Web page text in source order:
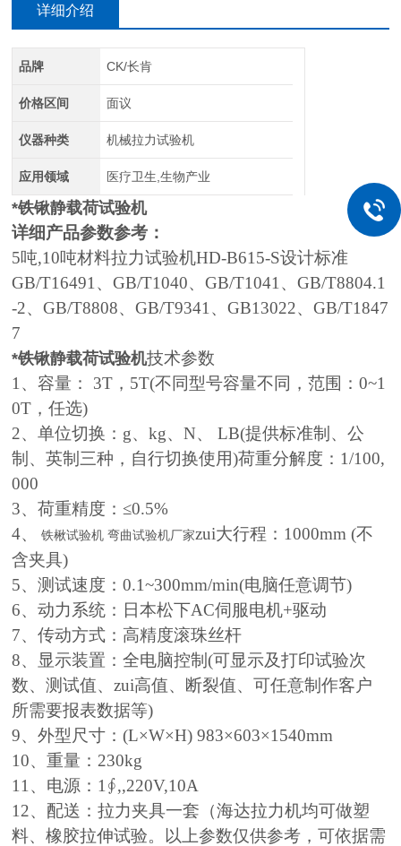
详细介绍
品牌 CK/长肯
价格区间 面议
仪器种类 机械拉力试验机
应用领域 医疗卫生,生物产业
*铁锹静载荷试验机
详细产品参数参考：
5吨,10吨材料拉力试验机HD-B615-S设计标准
GB/T16491、GB/T1040、GB/T1041、GB/T8804.1
-2、GB/T8808、GB/T9341、GB13022、GB/T1847
7
*铁锹静载荷试验机技术参数
1、容量： 3T，5T(不同型号容量不同，范围：0~1
0T，任选)
2、单位切换：g、kg、N、 LB(提供标准制、公
制、英制三种，自行切换使用)荷重分解度：1/100,
000
3、荷重精度：≤0.5%
4、
铁楸试验机 弯曲试验机厂家zui大行程：1000mm (不
含夹具)
5、测试速度：0.1~300mm/min(电脑任意调节)
6、动力系统：日本松下AC伺服电机+驱动
7、传动方式：高精度滚珠丝杆
8、显示装置：全电脑控制(可显示及打印试验次
数、测试值、zui高值、断裂值、可任意制作客户
所需要报表数据等)
9、外型尺寸：(L×W×H) 983×603×1540mm
10、重量：230kg
11、电源：1∮,,220V,10A
12、配送：拉力夹具一套（海达拉力机均可做塑
料、橡胶拉伸试验。以上参数仅供参考，可依据需